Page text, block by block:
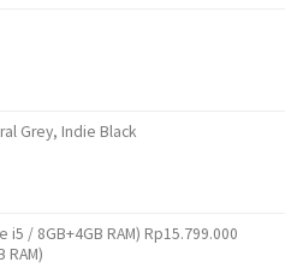
Grey, Indie Black
i5 / 8GB+4GB RAM) Rp15.799.000
RAM)